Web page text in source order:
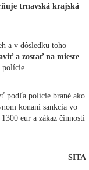
trnavská krajská
a v dôsledku toho
a zostať na mieste
podľa polície brané ako
konaní sankcia vo
eur a zákaz činnosti
SITA